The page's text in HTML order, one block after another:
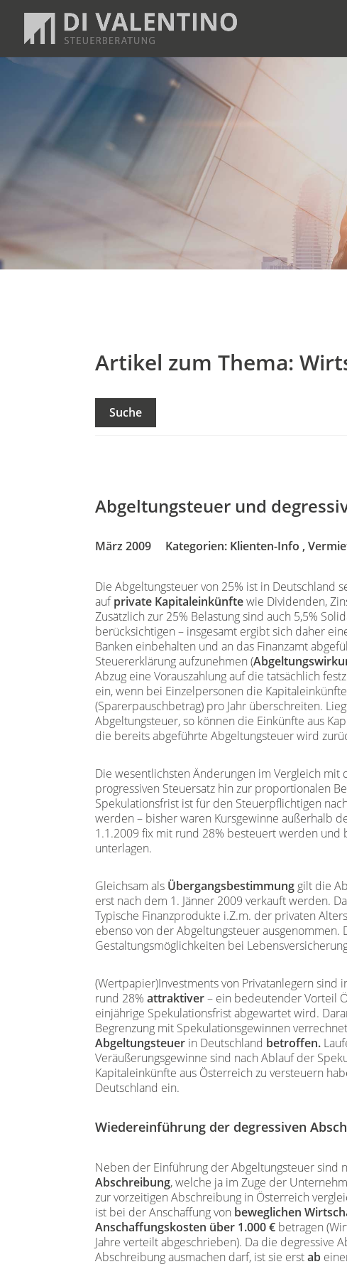
Artikel zum Thema:
Suche
Abgeltungsteuer und
März 2009 Kategorien: Klienten-Info ,
Die Abgeltungsteuer von 25% ist in Deutschland
aufprivate Kapitaleinkünftewie Dividenden,
Zusätzlich zur 25% Belastung sind auch 5,5%
berücksichtigen – insgesamt ergibt sich daher
Banken einbehalten und an das Finanzamt
Steuererklärung aufzunehmen (
Abzug eine Vorauszahlung auf die tatsächlich
ein, wenn bei Einzelpersonen die
(Sparerpauschbetrag) pro Jahr überschreiten.
Abgeltungsteuer, so können die Einkünfte aus
die bereits abgeführte Abgeltungsteuer wird
Die wesentlichsten Änderungen im Vergleich
progressiven Steuersatz hin zur proportionalen
Spekulationsfrist ist für den Steuerpflichtigen
werden – bisher waren Kursgewinne außerhalb
1.1.2009 fix mit rund 28% besteuert werden und
unterlagen.
Gleichsam als Übergangsbestimmung gilt die
erst nach dem 1. Jänner 2009 verkauft werden.
Typische Finanzprodukte i.Z.m. der privaten
ebenso von der Abgeltungsteuer
Gestaltungsmöglichkeiten bei
(Wertpapier)Investments von Privatanlegern sind
rund 28%attraktiver– ein bedeutender Vorteil
einjährige Spekulationsfrist abgewartet wird.
Begrenzung mit Spekulationsgewinnen
Abgeltungsteuer in Deutschland betroffen.
Veräußerungsgewinne sind nach Ablauf der
Kapitaleinkünfte aus Österreich zu versteuern
Deutschland ein.
Wiedereinführung der degressiven
Neben der Einführung der Abgeltungsteuer sind
Abschreibung, welche ja im Zuge der
zur vorzeitigen Abschreibung in Österreich
ist bei der Anschaffung von beweglichen
Anschaffungskosten über 1.000 € betragen
Jahre verteilt abgeschrieben). Da die degressive
Abschreibung ausmachen darf, ist sie erstab